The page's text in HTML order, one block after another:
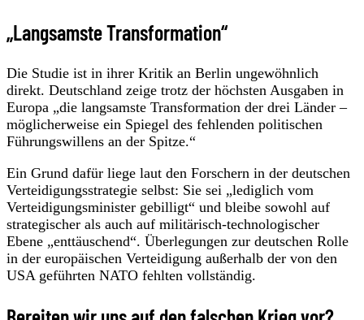
„Langsamste Transformation“
Die Studie ist in ihrer Kritik an Berlin ungewöhnlich
direkt. Deutschland zeige trotz der höchsten Ausgaben in
Europa „die langsamste Transformation der drei Länder –
möglicherweise ein Spiegel des fehlenden politischen
Führungswillens an der Spitze.“
Ein Grund dafür liege laut den Forschern in der deutschen
Verteidigungsstrategie selbst: Sie sei „lediglich vom
Verteidigungsminister gebilligt“ und bleibe sowohl auf
strategischer als auch auf militärisch-technologischer
Ebene „enttäuschend“. Überlegungen zur deutschen Rolle
in der europäischen Verteidigung außerhalb der von den
USA geführten NATO fehlten vollständig.